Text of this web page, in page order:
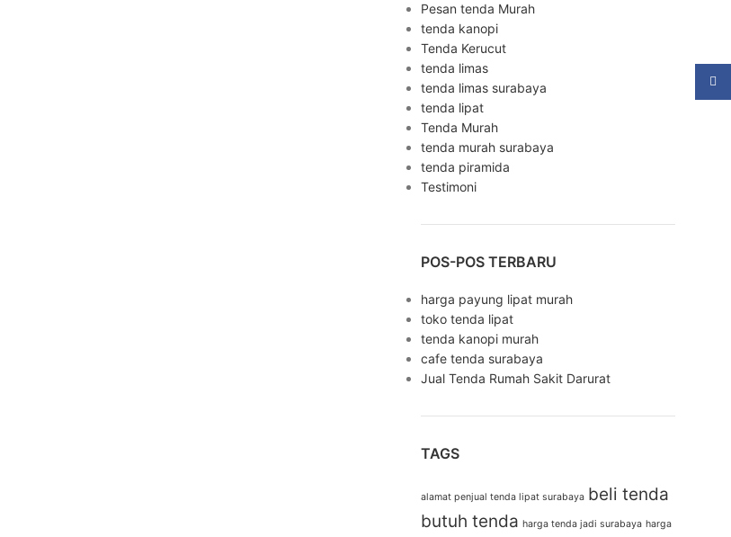
Pesan tenda Murah
tenda kanopi
Tenda Kerucut
tenda limas
tenda limas surabaya
tenda lipat
Tenda Murah
tenda murah surabaya
tenda piramida
Testimoni
POS-POS TERBARU
harga payung lipat murah
toko tenda lipat
tenda kanopi murah
cafe tenda surabaya
Jual Tenda Rumah Sakit Darurat
TAGS
alamat penjual tenda lipat surabaya beli tenda
butuh tenda harga tenda jadi surabaya harga